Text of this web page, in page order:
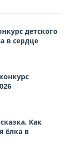
детского
в сердце
Как
ёлка в